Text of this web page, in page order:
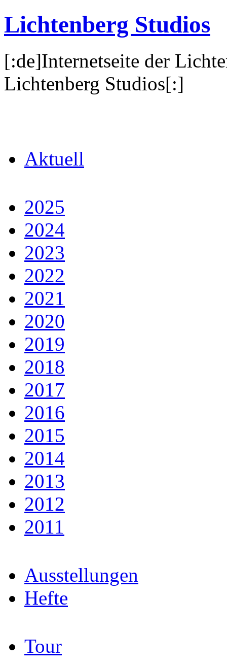
Lichtenberg Studios
[:de]Internetseite der
Lichtenberg Studios[:]
Aktuell
2025
2024
2023
2022
2021
2020
2019
2018
2017
2016
2015
2014
2013
2012
2011
Ausstellungen
Hefte
Tour